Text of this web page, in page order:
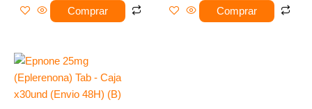
Comprar Comprar